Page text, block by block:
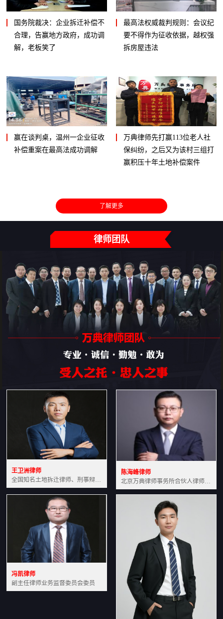
国务院裁决：企业拆迁补偿不
合理，告赢地方政府，成功调
解，老板笑了
最高法权威裁判规则：会议纪
要不得作为征收依据，越权强
拆房屋违法
赢在谈判桌，温州一企业征收
补偿重案在最高法成功调解
万典律师先打赢113位老人社
保纠纷，之后又为该村三组打
赢积压十年土地补偿案件
了解更多
律师团队
王卫洲律师
全国知名土地拆迁律师、刑事辩护律师北京万典律师事务所主任中国法学会会员北京市行政法研究会理事
陈海峰律师
北京万典律师事务所合伙人律师土地房产专业资深律师
冯凯律师
副主任律师业务监督委员会委员